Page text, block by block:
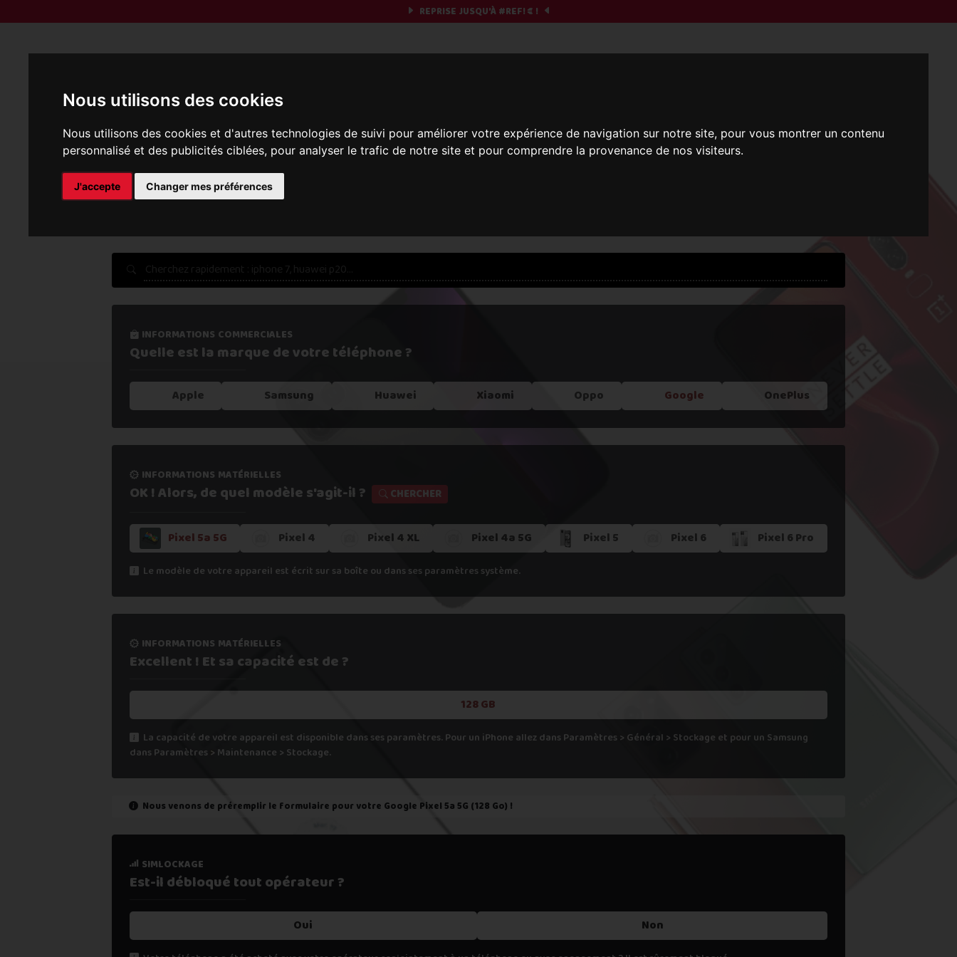
Nous utilisons des cookies
Nous utilisons des cookies et d'autres technologies de suivi pour améliorer votre expérience de navigation sur notre site, pour vous montrer un contenu
personnalisé et des publicités ciblées, pour analyser le trafic de notre site et pour comprendre la provenance de nos visiteurs.
J'accepte Changer mes préférences
REPRISE JUSQU'À #REF!€ !
Et si on commençait ?
Nous récupérons les meilleures offres... veuillez patienter, ça vaut le coup !
informations processus
Notre expertise,votre reprise !
1. Estimer mon appareil en 30s
2. Fournir mes informations
3. Déposer gratuitement mon colis dans un point relais
4. Attendre la validation de l'atelier
5. Recevoir mon paiement sous 24h
Vous pouvez éventuellement nous contacter.
informations commerciales
Quelle est la marque de votre téléphone ?
Apple Samsung Huawei Xiaomi Oppo Google OnePlus
informations matérielles
OK ! Alors, de quel modèle s'agit-il ?
CHERCHER
Pixel 5a 5G Pixel 4 Pixel 4 XL Pixel 4a 5G Pixel 5 Pixel 6 Pixel 6 Pro
Le modèle de votre appareil est écrit sur sa boîte ou dans ses paramètres système.
informations matérielles
Excellent ! Et sa capacitéest de ?
128 GB
La capacité de votre appareil est disponible dans ses paramètres. Pour un iPhone allez dans Paramètres > Général > Stockage et pour un Samsung
dans Paramètres > Maintenance > Stockage.
Nous venons de préremplir le formulaire pour votre Google Pixel 5a 5G (128 Go) !
simlockage
Est-il débloqué toutopérateur ?
Oui Non
état de marche
Est-il fonctionnel ?